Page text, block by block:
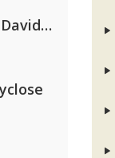
Clean Bandit, Anne-Marie & David Guetta